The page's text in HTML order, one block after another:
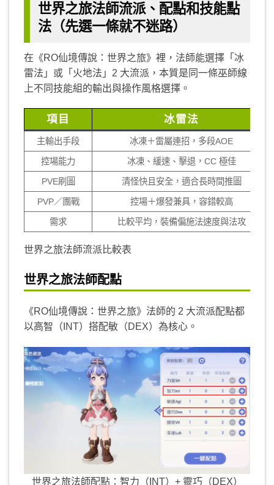
世界之旅法師流派、配點和技能點
法（先選一條就不迷路）
在《RO仙境傳說：世界之旅》裡，法師能選擇「冰
雷法」或「火地法」2 大流派，本質是同一條巫師線
上不同技能組的輸出與操作風格選擇。
項目 冰雷法
主輸出手段 冰凍＋雷屬連招，多段AOE
控場能力 冰凍、緩速、擊退，CC 極佳
PVE刷圖 清怪快且安全，適合長時間推圖
PVP／團戰 控場＋爆發兼具，容錯較高
需求 比較平均，裝備偏施法速度與法攻​
世界之旅法師流派比較表
世界之旅法師配點
《RO仙境傳說：世界之旅》法師的 2 大流派配點都
以高智（INT）搭配敏（DEX）為核心。
世界之旅法師配點：智力（INT）+ 靈巧（DEX）